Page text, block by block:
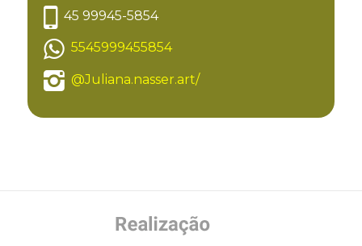
45 99945-5854
5545999455854
@Juliana.nasser.art/